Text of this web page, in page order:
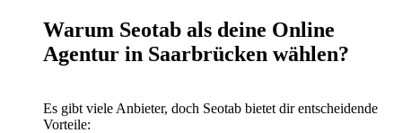
Warum Seotab als deine Online
Agentur in Saarbrücken wählen?
Es gibt viele Anbieter, doch Seotab bietet dir entscheidende
Vorteile: